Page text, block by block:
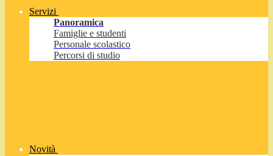
Servizi
Panoramica
Famiglie e studenti
Personale scolastico
Percorsi di studio
Novità